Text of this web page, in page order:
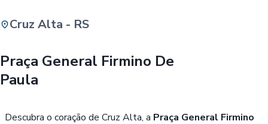
Cruz Alta - RS
Praça General Firmino De
Paula
Descubra o coração de Cruz Alta, a Praça General Firmino